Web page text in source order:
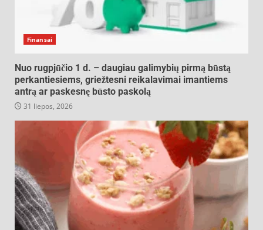
Finansai
Nuo rugpjūčio 1 d. – daugiau galimybių pirmą būstą
perkantiesiems, griežtesni reikalavimai imantiems
antrą ar paskesnę būsto paskolą
31 liepos, 2026